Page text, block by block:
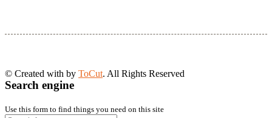
© Created with by ToCut. All Rights Reserved
Search engine
Use this form to find things you need on this site